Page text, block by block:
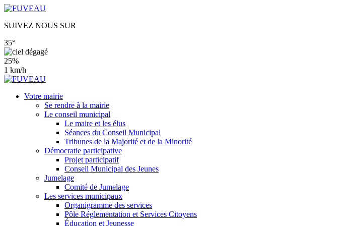
SUIVEZ NOUS SUR
35°
25%
1 km/h
Votre mairie
Se rendre à la mairie
Le conseil municipal
Le maire et les élus
Séances du Conseil Municipal
Tribunes de la Majorité et de la Minorité
Démocratie participative
Projet participatif
Conseil Municipal des Jeunes
Jumelage
Comité de Jumelage
Les services municipaux
Organigramme des services
Pôle Réglementation et Services Citoyens
Éducation et Jeunesse